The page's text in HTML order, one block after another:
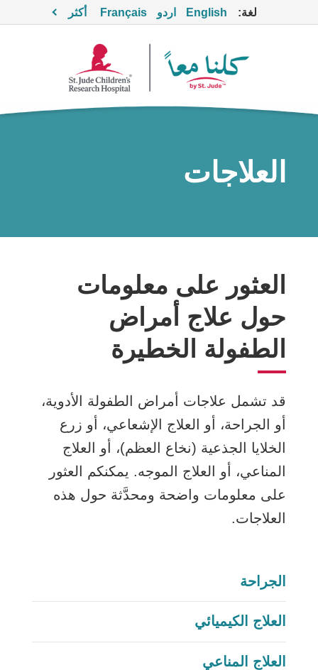
لغة: English اردو Français أكثر
العلاجات
العثور على معلومات
حول علاج أمراض
الطفولة الخطيرة
قد تشمل علاجات أمراض الطفولة الأدوية،
أو الجراحة، أو العلاج الإشعاعي، أو زرع
الخلايا الجذعية (نخاع العظم)، أو العلاج
المناعي، أو العلاج الموجه. يمكنكم العثور
على معلومات واضحة ومحدَّثة حول هذه
العلاجات.
الجراحة
العلاج الكيميائي
العلاج المناعي